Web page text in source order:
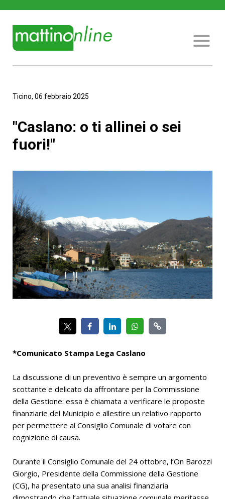
Ticino, 06 febbraio 2025
"Caslano: o ti allinei o sei
fuori!"
*Comunicato Stampa Lega Caslano
La discussione di un preventivo è sempre un argomento
scottante e delicato da affrontare per la Commissione
della Gestione: essa è chiamata a verificare le proposte
finanziarie del Municipio e allestire un relativo rapporto
per permettere al Consiglio Comunale di votare con
cognizione di causa.
Durante il Consiglio Comunale del 24 ottobre, l’On Barozzi
Giorgio, Presidente della Commissione della Gestione
(CG), ha presentato una sua analisi finanziaria